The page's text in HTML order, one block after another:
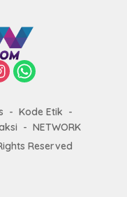
Kode Etik
NETWORK
Reserved